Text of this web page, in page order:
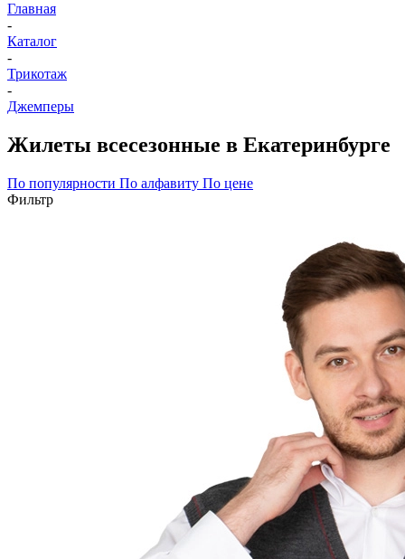
Главная
-
Каталог
-
Трикотаж
-
Джемперы
Жилеты всесезонные в Екатеринбурге
По популярности По алфавиту По цене
Фильтр